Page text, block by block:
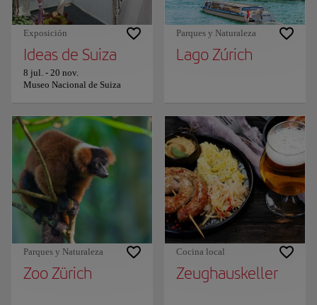
Exposición
Ideas de Suiza
8 jul. - 20 nov.
Museo Nacional de Suiza
Parques y Naturaleza
Lago Zúrich
Parques y Naturaleza
Zoo Zürich
Cocina local
Zeughauskeller